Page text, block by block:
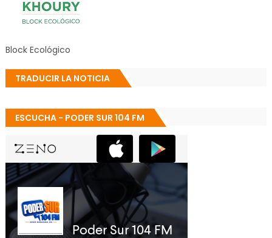
Block Ecológico
TRADUCIR LA NOTICIA
ESCUCHA - PODER SUR 104 FM